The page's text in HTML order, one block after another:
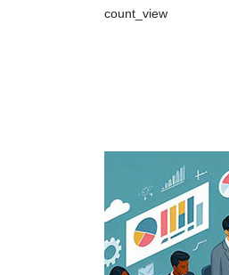
count_view
viết